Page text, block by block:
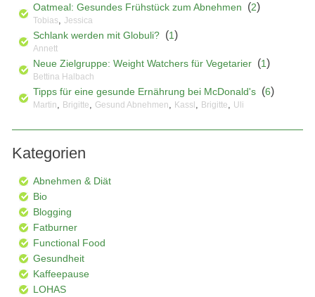
Oatmeal: Gesundes Frühstück zum Abnehmen (2)
Tobias, Jessica
Schlank werden mit Globuli? (1)
Annett
Neue Zielgruppe: Weight Watchers für Vegetarier (1)
Bettina Halbach
Tipps für eine gesunde Ernährung bei McDonald's (6)
Martin, Brigitte, Gesund Abnehmen, Kassl , Brigitte, Uli
Kategorien
Abnehmen & Diät
Bio
Blogging
Fatburner
Functional Food
Gesundheit
Kaffeepause
LOHAS